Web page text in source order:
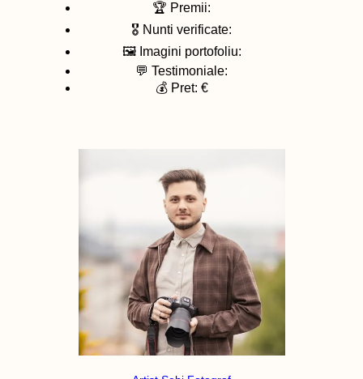
🏆 Premii:
🎖️ Nunti verificate:
🖼️ Imagini portofoliu:
💬 Testimoniale:
💰 Pret: €